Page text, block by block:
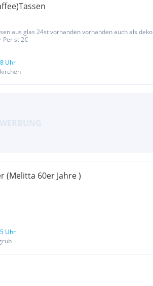
aus glas 24st vorhanden vorhanden auch als deko
Per st 2€
Uhr
(Melitta 60er Jahre )
Uhr